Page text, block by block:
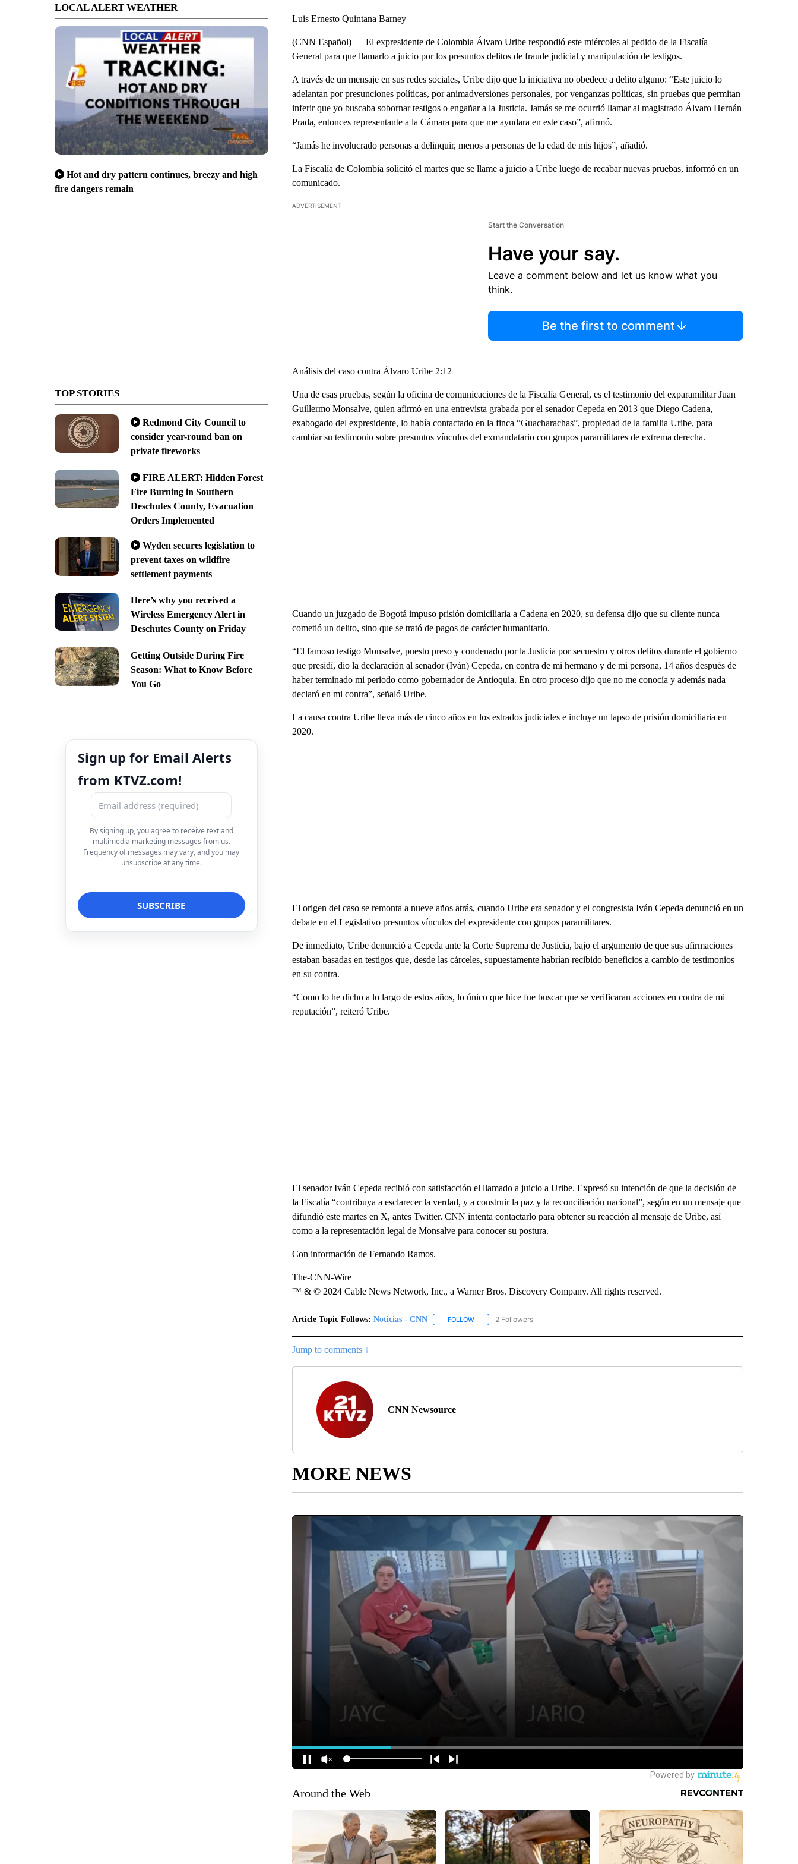
LOCAL ALERT WEATHER
Hot and dry pattern continues, breezy and high
fire dangers remain
TOP STORIES
Redmond City Council to
consider year-round ban on
private fireworks
FIRE ALERT: Hidden Forest
Fire Burning in Southern
Deschutes County, Evacuation
Orders Implemented
Wyden secures legislation to
prevent taxes on wildfire
settlement payments
Here’s why you received a
Wireless Emergency Alert in
Deschutes County on Friday
Getting Outside During Fire
Season: What to Know Before
You Go
Sign up for Email Alerts
from KTVZ.com!
By signing up, you agree to receive text and
multimedia marketing messages from us.
Frequency of messages may vary, and you may
unsubscribe at any time.
Luis Ernesto Quintana Barney
(CNN Español) — El expresidente de Colombia Álvaro Uribe respondió este miércoles al pedido de la Fiscalía
General para que llamarlo a juicio por los presuntos delitos de fraude judicial y manipulación de testigos.
A través de un mensaje en sus redes sociales, Uribe dijo que la iniciativa no obedece a delito alguno: “Este juicio lo
adelantan por presunciones políticas, por animadversiones personales, por venganzas políticas, sin pruebas que permitan
inferir que yo buscaba sobornar testigos o engañar a la Justicia. Jamás se me ocurrió llamar al magistrado Álvaro Hernán
Prada, entonces representante a la Cámara para que me ayudara en este caso”, afirmó.
“Jamás he involucrado personas a delinquir, menos a personas de la edad de mis hijos”, añadió.
La Fiscalía de Colombia solicitó el martes que se llame a juicio a Uribe luego de recabar nuevas pruebas, informó en un
comunicado.
ADVERTISEMENT
Start the Conversation
Have your say.
Leave a comment below and let us know what you
think.
Be the first to comment
Análisis del caso contra Álvaro Uribe 2:12
Una de esas pruebas, según la oficina de comunicaciones de la Fiscalía General, es el testimonio del exparamilitar Juan
Guillermo Monsalve, quien afirmó en una entrevista grabada por el senador Cepeda en 2013 que Diego Cadena,
exabogado del expresidente, lo había contactado en la finca “Guacharachas”, propiedad de la familia Uribe, para
cambiar su testimonio sobre presuntos vínculos del exmandatario con grupos paramilitares de extrema derecha.
Cuando un juzgado de Bogotá impuso prisión domiciliaria a Cadena en 2020, su defensa dijo que su cliente nunca
cometió un delito, sino que se trató de pagos de carácter humanitario.
“El famoso testigo Monsalve, puesto preso y condenado por la Justicia por secuestro y otros delitos durante el gobierno
que presidí, dio la declaración al senador (Iván) Cepeda, en contra de mi hermano y de mi persona, 14 años después de
haber terminado mi periodo como gobernador de Antioquia. En otro proceso dijo que no me conocía y además nada
declaró en mi contra”, señaló Uribe.
La causa contra Uribe lleva más de cinco años en los estrados judiciales e incluye un lapso de prisión domiciliaria en
2020.
El origen del caso se remonta a nueve años atrás, cuando Uribe era senador y el congresista Iván Cepeda denunció en un
debate en el Legislativo presuntos vínculos del expresidente con grupos paramilitares.
De inmediato, Uribe denunció a Cepeda ante la Corte Suprema de Justicia, bajo el argumento de que sus afirmaciones
estaban basadas en testigos que, desde las cárceles, supuestamente habrían recibido beneficios a cambio de testimonios
en su contra.
“Como lo he dicho a lo largo de estos años, lo único que hice fue buscar que se verificaran acciones en contra de mi
reputación”, reiteró Uribe.
El senador Iván Cepeda recibió con satisfacción el llamado a juicio a Uribe. Expresó su intención de que la decisión de
la Fiscalía “contribuya a esclarecer la verdad, y a construir la paz y la reconciliación nacional”, según en un mensaje que
difundió este martes en X, antes Twitter. CNN intenta contactarlo para obtener su reacción al mensaje de Uribe, así
como a la representación legal de Monsalve para conocer su postura.
Con información de Fernando Ramos.
The-CNN-Wire
™ & © 2024 Cable News Network, Inc., a Warner Bros. Discovery Company. All rights reserved.
Article Topic Follows: Noticias - CNN FOLLOWFOLLOW "NOTICIAS - CNN" TO RECEIVE NOTIFICATIONS ABOUT NEW PAGES ON "NOTICIAS - CNN".
2 Followers
Jump to comments ↓
CNN Newsource
MORE NEWS
Around the Web